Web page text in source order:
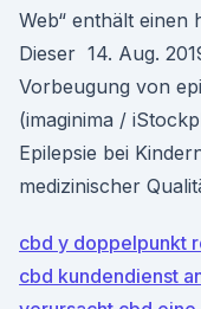
Web“ enthält einen
Dieser 14. Aug.
Vorbeugung von
(imaginima /
Epilepsie bei
medizinischer
cbd y doppelpunkt
cbd kundendienst